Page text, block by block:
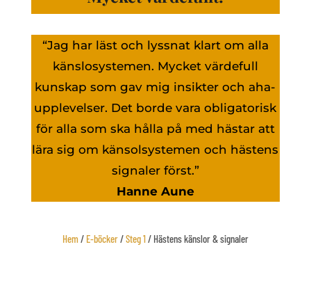
“Jag har läst och lyssnat klart om alla
känslosystemen. Mycket värdefull
kunskap som gav mig insikter och aha-
upplevelser. Det borde vara obligatorisk
för alla som ska hålla på med hästar att
lära sig om känsolsystemen och hästens
signaler först.”
Hanne Aune
Hem/ E-böcker/Steg 1/ Hästens känslor & signaler